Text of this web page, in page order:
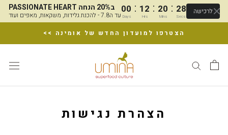
PASSIONATE HEART ב20% הנחה
עד ה7.8 - להכנת גלידות, משקאות, מאפים ועוד00 : 12 : 20 : 28
Days Hrs Mins Secs
לרכישה
הצטרפו למועדון החדש של אומינה >>
הצהרת נגישות